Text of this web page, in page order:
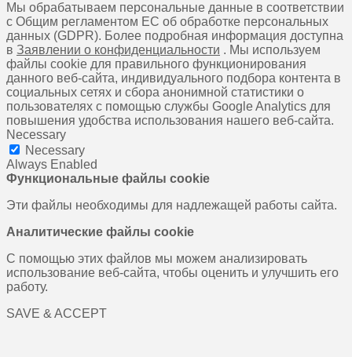
Мы обрабатываем персональные данные в соответствии
с Общим регламентом ЕС об обработке персональных
данных (GDPR). Более подробная информация доступна
в Заявлении о конфиденциальности . Мы используем
файлы cookie для правильного функционирования
данного веб-сайта, индивидуального подбора контента в
социальных сетях и сбора анонимной статистики о
пользователях с помощью службы Google Analytics для
повышения удобства использования нашего веб-сайта.
Necessary
Necessary
Always Enabled
Функциональные файлы cookie
Эти файлы необходимы для надлежащей работы сайта.
Аналитические файлы cookie
С помощью этих файлов мы можем анализировать
использование веб-сайта, чтобы оценить и улучшить его
работу.
SAVE & ACCEPT